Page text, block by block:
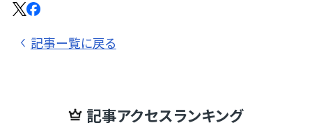
記事ー覧に戻る
記事アクセスランキング